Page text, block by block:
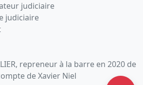
judiciaire
judiciaire
repreneur à la barre en 2020 de
de Xavier Niel